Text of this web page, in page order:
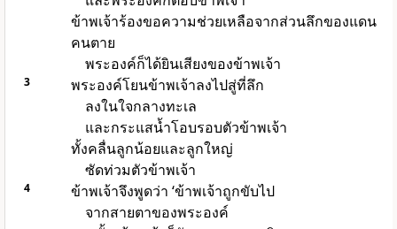
ข้าพเจ้าร้องขอความช่วยเหลือจากส่วนลึกของแดน
คนตาย
พระองค์ก็ได้ยินเสียงของข้าพเจ้า
3
พระองค์โยนข้าพเจ้าลงไปสู่ที่ลึก
ลงในใจกลางทะเล
และกระแสน้ำโอบรอบตัวข้าพเจ้า
ทั้งคลื่นลูกน้อยและลูกใหญ่
ซัดท่วมตัวข้าพเจ้า
4
ข้าพเจ้าจึงพูดว่า ‘ข้าพเจ้าถูกขับไป
จากสายตาของพระองค์